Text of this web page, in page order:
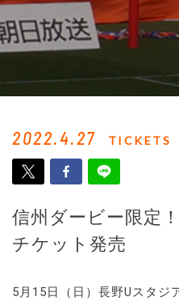
2022.4.27 TICKETS
信州ダービー限定
チケット発売
5月15日（日）長野Uスタジ